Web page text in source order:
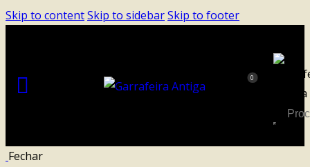
Skip to contentSkip to sidebarSkip to footer
0
Fechar